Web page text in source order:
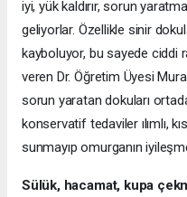
iyi, yük kaldırır, sorun
geliyorlar. Özellikle sinir
kayboluyor, bu sayede ciddi
veren Dr. Öğretim Üyesi
sorun yaratan dokuları
konservatif tedaviler ılımlı,
sunmayıp omurganın
Sülük, hacamat, kupa